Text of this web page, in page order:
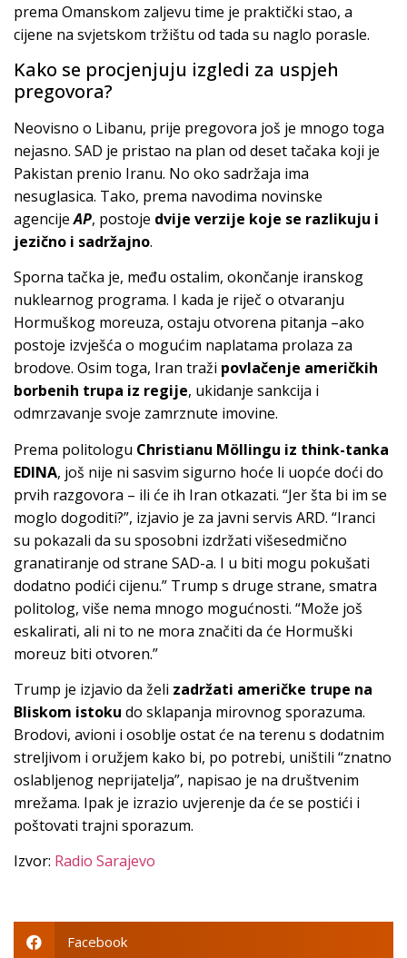
prema Omanskom zaljevu time je praktički stao, a
cijene na svjetskom tržištu od tada su naglo porasle.
Kako se procjenjuju izgledi za uspjeh
pregovora?
Neovisno o Libanu, prije pregovora još je mnogo toga
nejasno. SAD je pristao na plan od deset tačaka koji je
Pakistan prenio Iranu. No oko sadržaja ima
nesuglasica. Tako, prema navodima novinske
agencijeAP, postoje dvije verzije koje se razlikuju i
jezično i sadržajno.
Sporna tačka je, među ostalim, okončanje iranskog
nuklearnog programa. I kada je riječ o otvaranju
Hormuškog moreuza, ostaju otvorena pitanja –ako
postoje izvješća o mogućim naplatama prolaza za
brodove. Osim toga, Iran traži povlačenje američkih
borbenih trupa iz regije, ukidanje sankcija i
odmrzavanje svoje zamrznute imovine.
Prema politologu Christianu Möllingu iz think-tanka
EDINA, još nije ni sasvim sigurno hoće li uopće doći do
prvih razgovora – ili će ih Iran otkazati. “Jer šta bi im se
moglo dogoditi?”, izjavio je za javni servis ARD. “Iranci
su pokazali da su sposobni izdržati višesedmično
granatiranje od strane SAD-a. I u biti mogu pokušati
dodatno podići cijenu.” Trump s druge strane, smatra
politolog, više nema mnogo mogućnosti. “Može još
eskalirati, ali ni to ne mora značiti da će Hormuški
moreuz biti otvoren.”
Trump je izjavio da želi zadržati američke trupe na
Bliskom istoku do sklapanja mirovnog sporazuma.
Brodovi, avioni i osoblje ostat će na terenu s dodatnim
streljivom i oružjem kako bi, po potrebi, uništili “znatno
oslabljenog neprijatelja”, napisao je na društvenim
mrežama. Ipak je izrazio uvjerenje da će se postići i
poštovati trajni sporazum.
Izvor: Radio Sarajevo
Facebook